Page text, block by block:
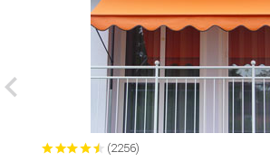
(2256)